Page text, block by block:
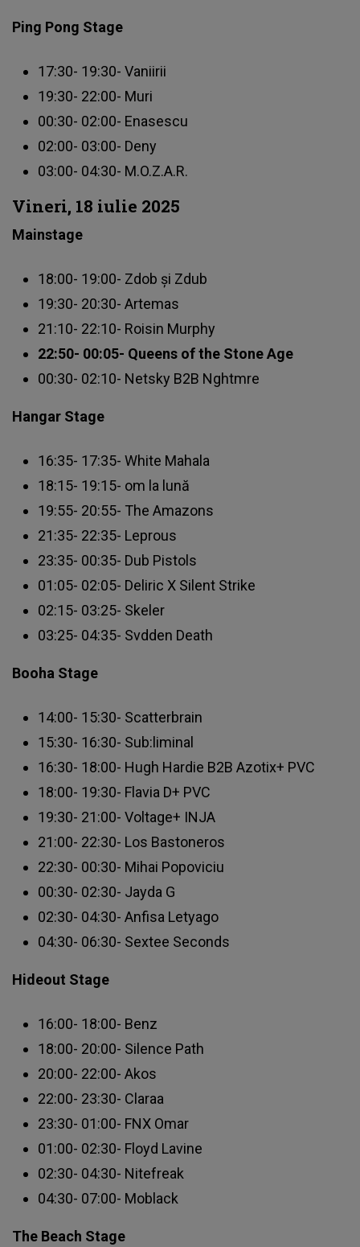
Ping Pong Stage
17:30- 19:30- Vaniirii
19:30- 22:00- Muri
00:30- 02:00- Enasescu
02:00- 03:00- Deny
03:00- 04:30- M.O.Z.A.R.
Vineri, 18 iulie 2025
Mainstage
18:00- 19:00- Zdob și Zdub
19:30- 20:30- Artemas
21:10- 22:10- Roisin Murphy
22:50- 00:05- Queens of the Stone Age
00:30- 02:10- Netsky B2B Nghtmre
Hangar Stage
16:35- 17:35- White Mahala
18:15- 19:15- om la lună
19:55- 20:55- The Amazons
21:35- 22:35- Leprous
23:35- 00:35- Dub Pistols
01:05- 02:05- Deliric X Silent Strike
02:15- 03:25- Skeler
03:25- 04:35- Svdden Death
Booha Stage
14:00- 15:30- Scatterbrain
15:30- 16:30- Sub:liminal
16:30- 18:00- Hugh Hardie B2B Azotix+ PVC
18:00- 19:30- Flavia D+ PVC
19:30- 21:00- Voltage+ INJA
21:00- 22:30- Los Bastoneros
22:30- 00:30- Mihai Popoviciu
00:30- 02:30- Jayda G
02:30- 04:30- Anfisa Letyago
04:30- 06:30- Sextee Seconds
Hideout Stage
16:00- 18:00- Benz
18:00- 20:00- Silence Path
20:00- 22:00- Akos
22:00- 23:30- Claraa
23:30- 01:00- FNX Omar
01:00- 02:30- Floyd Lavine
02:30- 04:30- Nitefreak
04:30- 07:00- Moblack
The Beach Stage